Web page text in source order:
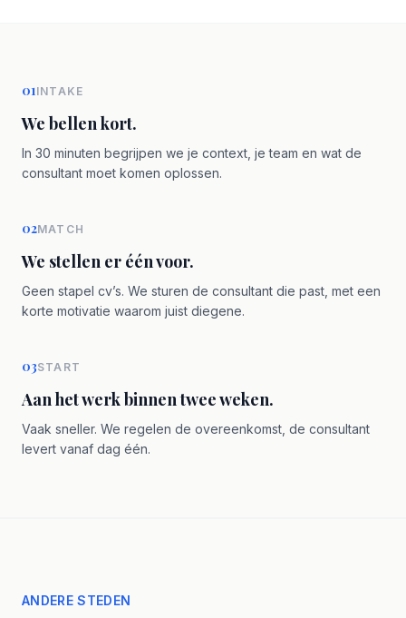
01INTAKE
We bellen kort.
In 30 minuten begrijpen we je context, je team en wat de
consultant moet komen oplossen.
02MATCH
We stellen er één voor.
Geen stapel cv’s. We sturen de consultant die past, met een
korte motivatie waarom juist diegene.
03START
Aan het werk binnen twee weken.
Vaak sneller. We regelen de overeenkomst, de consultant
levert vanaf dag één.
ANDERE STEDEN